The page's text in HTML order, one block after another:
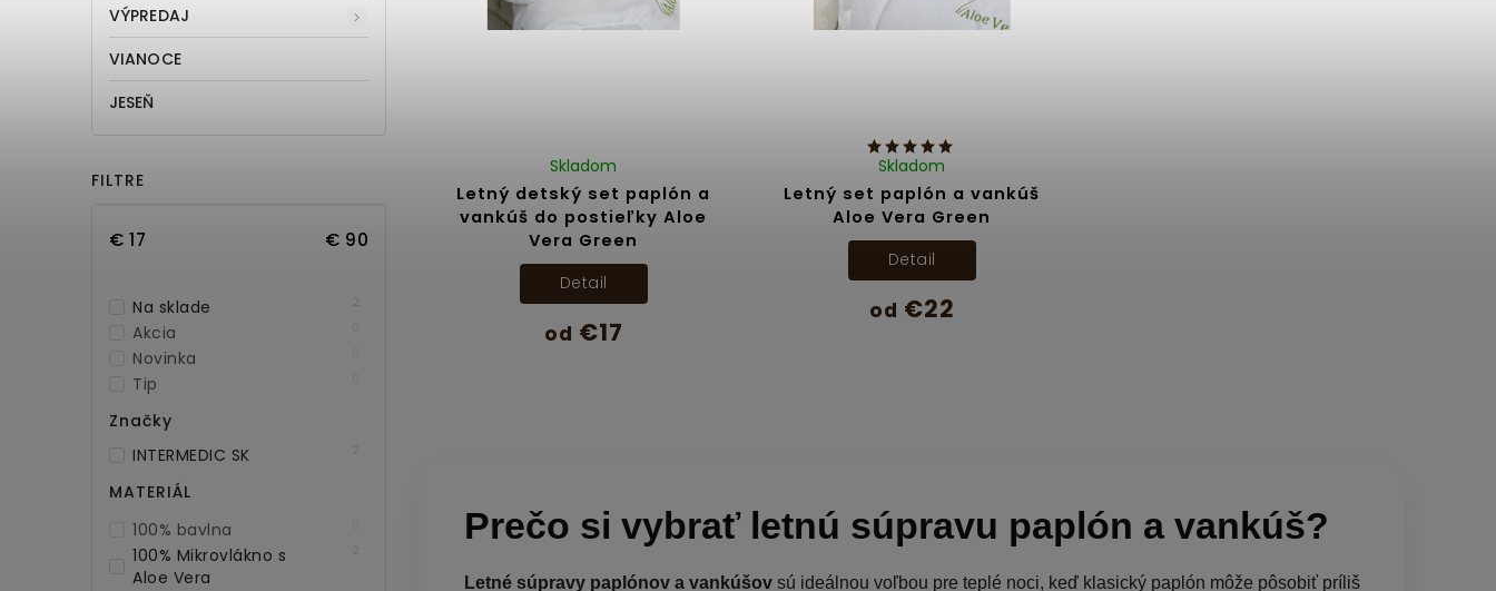
VÝPREDAJ
VIANOCE
JESEŇ
FILTRE
€ 17 € 90
Na sklade
Akcia
Novinka
Tip
Značky
INTERMEDIC SK
MATERIÁL
100% bavlna
100% Mikrovlákno s
Aloe Vera
Letný detský set paplón a
vankúš do postieľky Aloe
Vera Green
Skladom
od €17
Detail
Letný set paplón a vankúš
Aloe Vera Green
Skladom
od €22
Detail
Prečo si vybrať letnú súpravu paplón a vankúš?
Letné súpravy paplónov a vankúšov sú ideálnou voľbou pre teplé noci, keď klasický paplón môže pôsobiť príliš